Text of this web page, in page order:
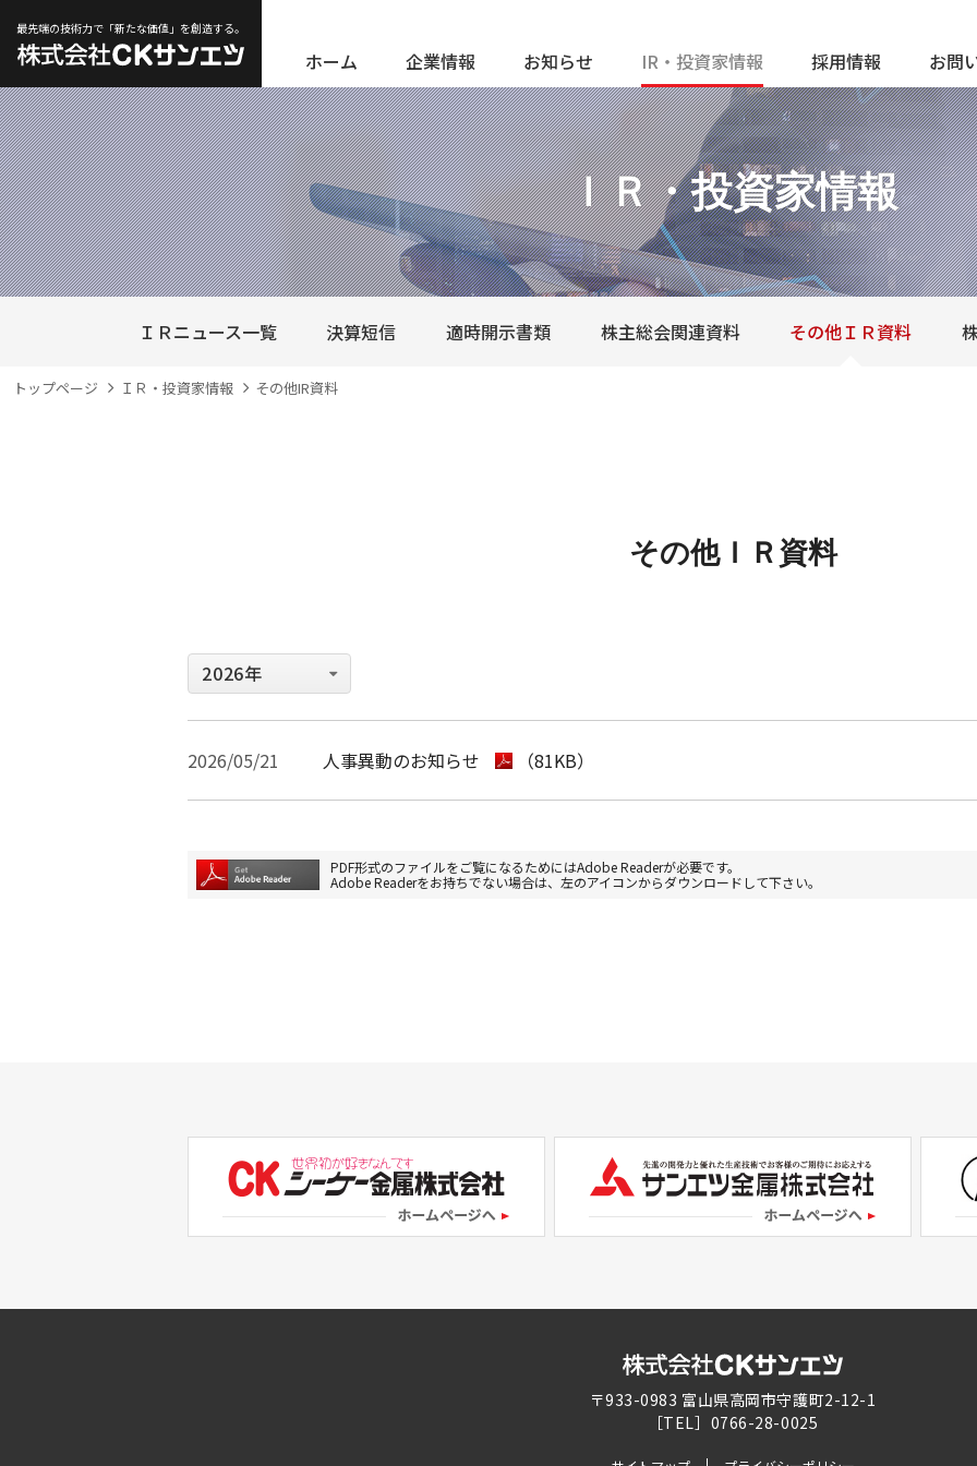
最先端の技術力で「新たな価値」を創造する。
ホーム 企業情報 お知らせ IR・投資家情報 採用情報 お問
ＩＲ・投資家情報
ＩＲニュース一覧 決算短信 適時開示書類 株主総会関連資料 その他ＩＲ資料
トップページ ＩＲ・投資家情報 その他IR資料
その他ＩＲ資料
2026/05/21 人事異動のお知らせ （81KB）
PDF形式のファイルをご覧になるためにはAdobe Readerが必要です。
Adobe Readerをお持ちでない場合は、左のアイコンからダウンロードして下さい。
〒933-0983 富山県高岡市守護町2-12-1
［TEL］0766-28-0025